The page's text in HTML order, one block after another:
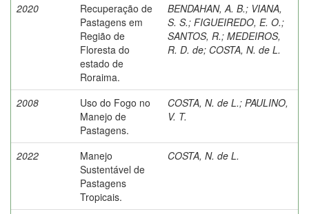
2020
Recuperação de
Pastagens em
Região de
Floresta do
estado de
Roraima.
BENDAHAN, A. B.; VIANA,
S. S.; FIGUEIREDO, E. O.;
SANTOS, R.; MEDEIROS,
R. D. de; COSTA, N. de L.
2008
Uso do Fogo no
Manejo de
Pastagens.
COSTA, N. de L.; PAULINO,
V. T.
2022
Manejo
Sustentável de
Pastagens
Tropicais.
COSTA, N. de L.